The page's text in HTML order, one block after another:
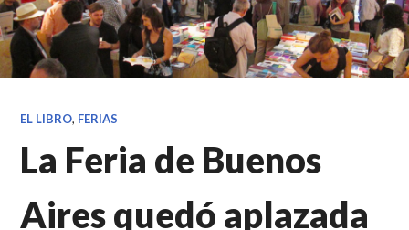
EL LIBRO, FERIAS
La Feria de Buenos
Aires quedó aplazada